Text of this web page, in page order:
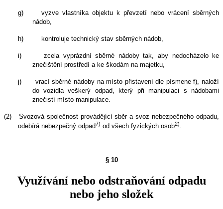
g)
vyzve vlastníka objektu k převzetí nebo vrácení sběrných
nádob,
h) kontroluje technický stav sběrných nádob,
i)
zcela vyprázdní sběrné nádoby tak, aby nedocházelo ke
znečištění prostředí a ke škodám na majetku,
j)
vrací sběrné nádoby na místo přistavení dle písmene f), naloží
do vozidla veškerý odpad, který při manipulaci s nádobami
znečistí místo manipulace.
(2)
Svozová společnost provádějící sběr a svoz nebezpečného odpadu,
odebírá nebezpečný odpad7) od všech fyzických osob2).
§ 10
Využívání nebo odstraňování odpadu
nebo jeho složek